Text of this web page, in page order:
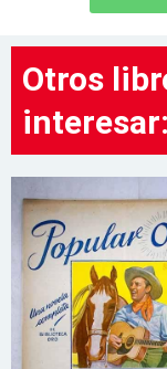
Otros
interesar: